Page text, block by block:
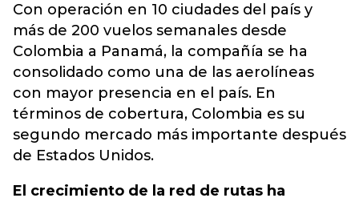
Con operación en 10 ciudades del país y
más de 200 vuelos semanales desde
Colombia a Panamá, la compañía se ha
consolidado como una de las aerolíneas
con mayor presencia en el país. En
términos de cobertura, Colombia es su
segundo mercado más importante después
de Estados Unidos.
El crecimiento de la red de rutas ha